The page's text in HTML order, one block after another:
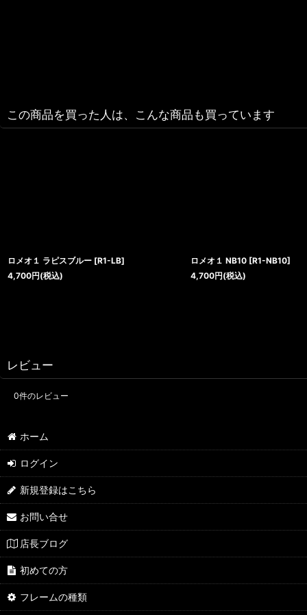
この商品を買った人は、こんな商品も買っています
ロメオ１ ラピスブルー [R1-LB]
4,700円(税込)
ロメオ１ NB10 [R1-NB10]
4,700円(税込)
レビュー
0件のレビュー
ホーム
ログイン
新規登録はこちら
お問い合せ
店長ブログ
初めての方
フレームの種類